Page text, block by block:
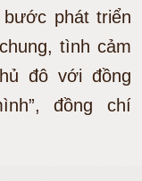
phát triển
tình cảm
đô với đồng
đồng chí